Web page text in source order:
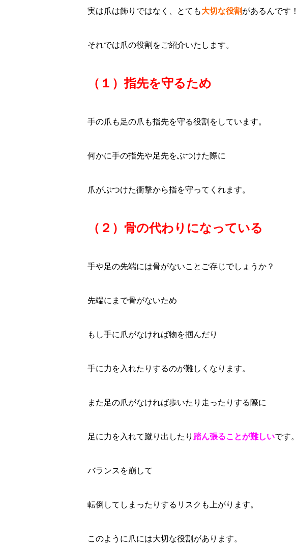
実は爪は飾りではなく、とても大切な役割があるんです！
それでは爪の役割をご紹介いたします。
（１）指先を守るため
手の爪も足の爪も指先を守る役割をしています。
何かに手の指先や足先をぶつけた際に
爪がぶつけた衝撃から指を守ってくれます。
（２）骨の代わりになっている
手や足の先端には骨がないことご存じでしょうか？
先端にまで骨がないため
もし手に爪がなければ物を掴んだり
手に力を入れたりするのが難しくなります。
また足の爪がなければ歩いたり走ったりする際に
足に力を入れて蹴り出したり 踏ん張ることが難しいです。
バランスを崩して
転倒してしまったりするリスクも上がります。
このように爪には大切な役割があります。